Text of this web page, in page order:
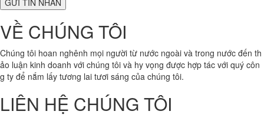
VỀ CHÚNG TÔI
Chúng tôi hoan nghênh mọi người từ nước ngoài và trong nước đến th
ảo luận kinh doanh với chúng tôi và hy vọng được hợp tác với quý côn
g ty để nắm lấy tương lai tươi sáng của chúng tôi.
LIÊN HỆ CHÚNG TÔI